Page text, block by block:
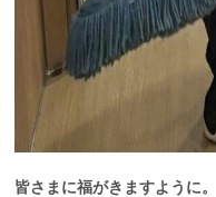
皆さまに福がきますように。